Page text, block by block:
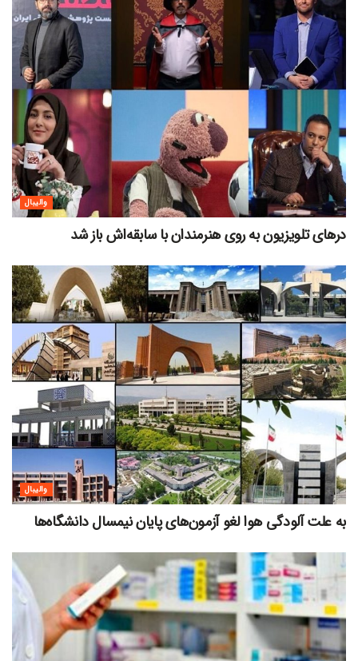
والیبال
درهای تلویزیون به روی هنرمندان با سابقه‌اش باز شد
والیبال
به علت آلودگی هوا لغو آزمون‌های پایان نیمسال دانشگاه‌ها